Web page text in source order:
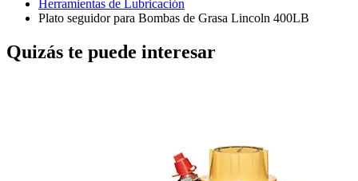
Herramientas de Lubricación
Plato seguidor para Bombas de Grasa Lincoln 400LB
Quizás te puede interesar